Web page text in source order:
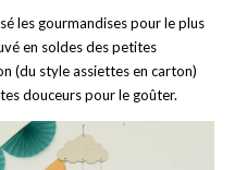
les gourmandises pour le plus
en soldes des petites
(du style assiettes en carton)
douceurs pour le goûter.